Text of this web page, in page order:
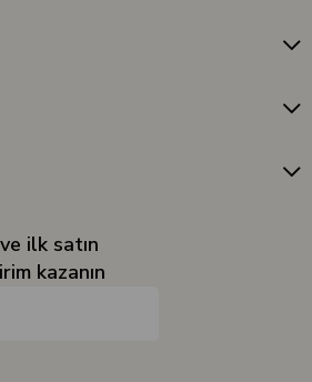
ilk satın
kazanın